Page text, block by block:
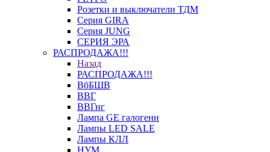
Розетки и выключатели ТДМ
Серия GIRA
Серия JUNG
СЕРИЯ ЭРА
РАСПРОДАЖА!!!
Назад
РАСПРОДАЖА!!!
ВбБШВ
ВВГ
ВВГнг
Лампа GE галогенн
Лампы LED SALE
Лампы КЛЛ